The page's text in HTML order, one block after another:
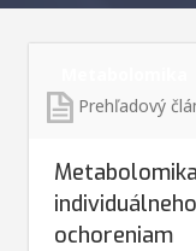
Prehľadový
ochoreniam